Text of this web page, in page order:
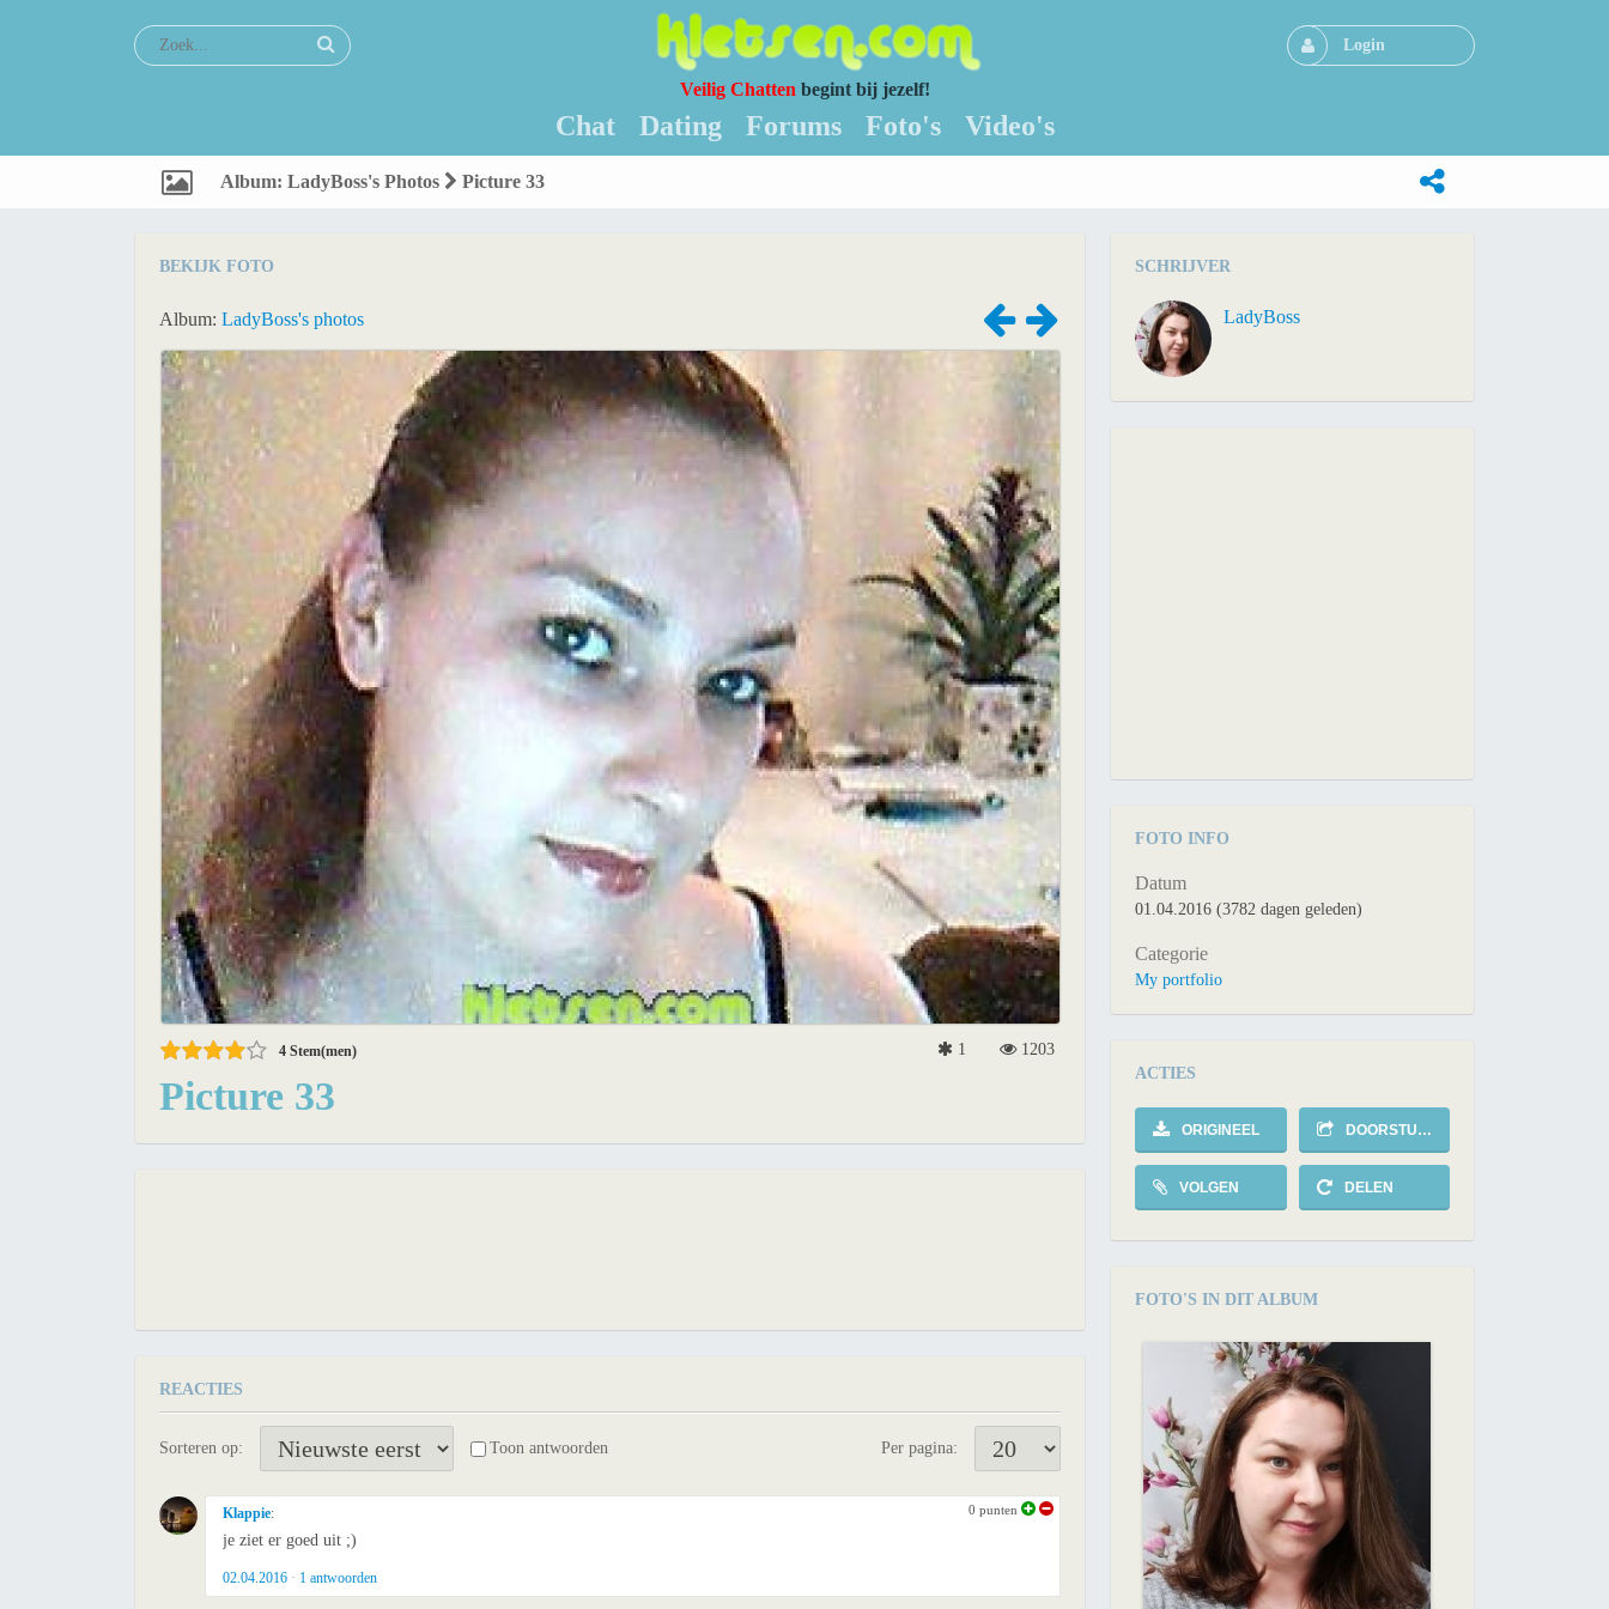
Login
Veilig Chatten begint bij jezelf!
Chat Dating Forums Foto's Video's
Album: LadyBoss's Photos Picture 33
BEKIJK FOTO
Album: LadyBoss's photos
4 Stem(men) 1 1203
Picture 33
REACTIES
Sorteren op: Toon antwoorden Per pagina:
Klappie:
je ziet er goed uit ;)
02.04.2016 1 antwoorden
0 punten
SCHRIJVER
LadyBoss
FOTO INFO
Datum
01.04.2016 (3782 dagen geleden)
Categorie
My portfolio
ACTIES
ORIGINEEL DOORSTUREN
VOLGEN DELEN
FOTO'S IN DIT ALBUM